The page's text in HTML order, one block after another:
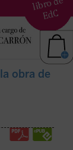
obra de